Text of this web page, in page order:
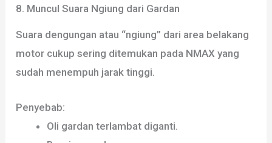
8. Muncul Suara Ngiung dari Gardan
Suara dengungan atau “ngiung” dari area belakang
motor cukup sering ditemukan pada NMAX yang
sudah menempuh jarak tinggi.
Penyebab:
Oli gardan terlambat diganti.